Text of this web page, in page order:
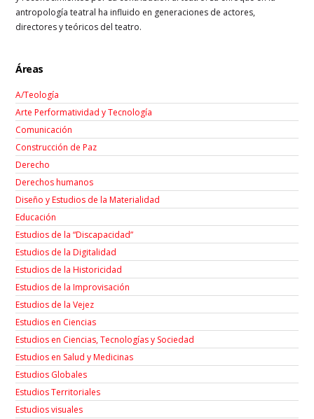
antropología teatral ha influido en generaciones de actores,
directores y teóricos del teatro.
Áreas
A/Teología
Arte Performatividad y Tecnología
Comunicación
Construcción de Paz
Derecho
Derechos humanos
Diseño y Estudios de la Materialidad
Educación
Estudios de la “Discapacidad”
Estudios de la Digitalidad
Estudios de la Historicidad
Estudios de la Improvisación
Estudios de la Vejez
Estudios en Ciencias
Estudios en Ciencias, Tecnologías y Sociedad
Estudios en Salud y Medicinas
Estudios Globales
Estudios Territoriales
Estudios visuales